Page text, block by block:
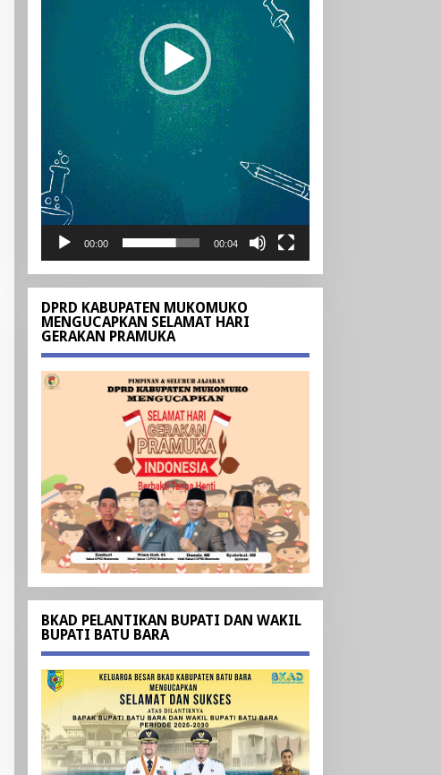
00:00 00:04
DPRD KABUPATEN MUKOMUKO
MENGUCAPKAN SELAMAT HARI
GERAKAN PRAMUKA
BKAD PELANTIKAN BUPATI DAN WAKIL
BUPATI BATU BARA